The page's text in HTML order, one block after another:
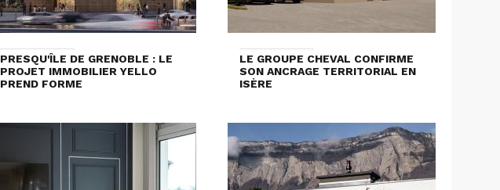
PRESQU'ÎLE DE GRENOBLE : LE
PROJET IMMOBILIER YELLO
PREND FORME
LE GROUPE CHEVAL CONFIRME
SON ANCRAGE TERRITORIAL EN
ISÈRE